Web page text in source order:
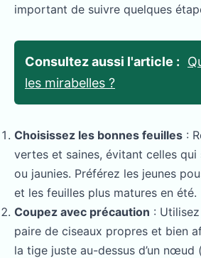
important de suivre quelques
Consultez aussi l'article :
les mirabelles ?
Choisissez les bonnes feuilles :
vertes et saines, évitant celles qui
ou jaunies. Préférez les jeunes
et les feuilles plus matures en été.
Coupez avec précaution :
paire de ciseaux propres et bien
la tige juste au-dessus d’un nœud